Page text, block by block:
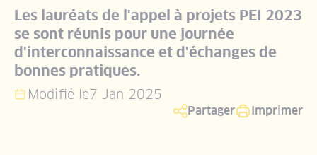
Les lauréats de l'appel à projets PEI 2023
se sont réunis pour une journée
d'interconnaissance et d'échanges de
bonnes pratiques.
Modifié le7 Jan 2025
Partager Imprimer